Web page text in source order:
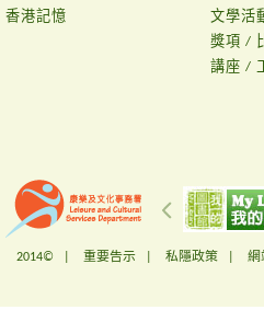
香港記憶
文學活
獎項 /
講座 /
2014© | 重要告示 私隱政策 網